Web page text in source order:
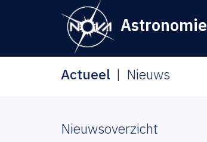
Astronomie
Actueel Nieuws
Nieuwsoverzicht